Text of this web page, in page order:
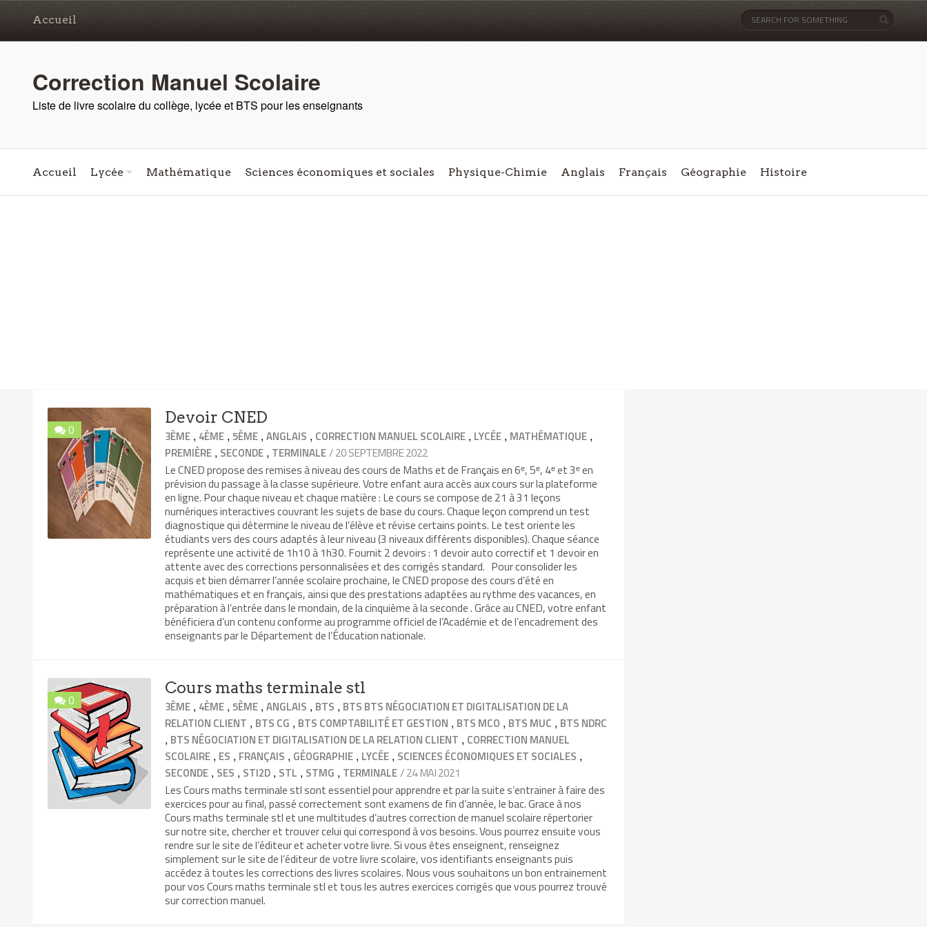
Accueil
Correction Manuel Scolaire
Liste de livre scolaire du collège, lycée et BTS pour les enseignants
Accueil Lycée Mathématique Sciences économiques et sociales Physique-Chimie Anglais Français Géographie Histoire
0
Devoir CNED
3ÈME , 4ÈME ,5ÈME ,ANGLAIS , CORRECTION MANUEL SCOLAIRE , LYCÉE , MATHÉMATIQUE ,
PREMIÈRE , SECONDE , TERMINALE/ 20 SEPTEMBRE 2022
Le CNED propose des remises à niveau des cours de Maths et de Français en 6ᵉ, 5ᵉ, 4ᵉ et 3ᵉ en
prévision du passage à la classe supérieure. Votre enfant aura accès aux cours sur la plateforme
en ligne. Pour chaque niveau et chaque matière : Le cours se compose de 21 à 31 leçons
numériques interactives couvrant les sujets de base du cours. Chaque leçon comprend un test
diagnostique qui détermine le niveau de l’élève et révise certains points. Le test oriente les
étudiants vers des cours adaptés à leur niveau (3 niveaux différents disponibles). Chaque séance
représente une activité de 1h10 à 1h30. Fournit 2 devoirs : 1 devoir auto correctif et 1 devoir en
attente avec des corrections personnalisées et des corrigés standard. Pour consolider les
acquis et bien démarrer l’année scolaire prochaine, le CNED propose des cours d’été en
mathématiques et en français, ainsi que des prestations adaptées au rythme des vacances, en
préparation à l’entrée dans le mondain, de la cinquième à la seconde . Grâce au CNED, votre enfant
bénéficiera d’un contenu conforme au programme officiel de l’Académie et de l’encadrement des
enseignants par le Département de l’Éducation nationale.
0
Cours maths terminale stl
3ÈME , 4ÈME ,5ÈME ,ANGLAIS , BTS , BTS BTS NÉGOCIATION ET DIGITALISATION DE LA
RELATION CLIENT , BTS CG , BTS COMPTABILITÉ ET GESTION , BTS MCO , BTS MUC , BTS NDRC
, BTS NÉGOCIATION ET DIGITALISATION DE LA RELATION CLIENT , CORRECTION MANUEL
SCOLAIRE , ES , FRANÇAIS , GÉOGRAPHIE , LYCÉE , SCIENCES ÉCONOMIQUES ET SOCIALES ,
SECONDE , SES , STI2D , STL , STMG , TERMINALE/ 24 MAI 2021
Les Cours maths terminale stl sont essentiel pour apprendre et par la suite s’entrainer à faire des
exercices pour au final, passé correctement sont examens de fin d’année, le bac. Grace à nos
Cours maths terminale stl et une multitudes d’autres correction de manuel scolaire répertorier
sur notre site, chercher et trouver celui qui correspond à vos besoins. Vous pourrez ensuite vous
rendre sur le site de l’éditeur et acheter votre livre. Si vous êtes enseignent, renseignez
simplement sur le site de l’éditeur de votre livre scolaire, vos identifiants enseignants puis
accédez à toutes les corrections des livres scolaires. Nous vous souhaitons un bon entrainement
pour vos Cours maths terminale stl et tous les autres exercices corrigés que vous pourrez trouvé
sur correction manuel.